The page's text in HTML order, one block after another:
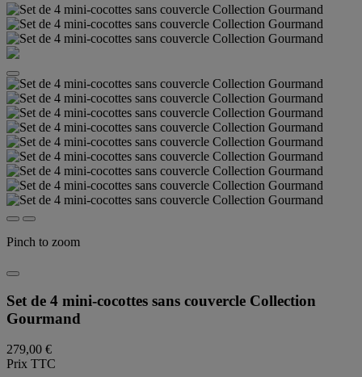
Pinch to zoom
Set de 4 mini-cocottes sans couvercle Collection
Gourmand
279,00 €
Prix TTC